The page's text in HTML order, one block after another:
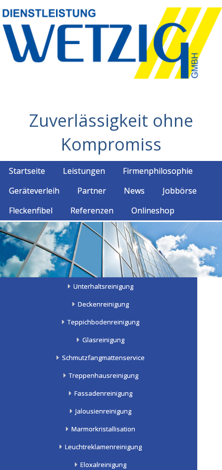
Zuverlässigkeit ohne
Kompromiss
Startseite Leistungen
Firmenphilosophie
Geräteverleih
Partner News
Jobbörse
Fleckenfibel
Referenzen Onlineshop
Unterhaltsreinigung
Deckenreinigung
Teppichbodenreinigung
Glasreinigung
Schmutzfangmattenservice
Treppenhausreinigung
Fassadenreinigung
Jalousienreinigung
Marmorkristallisation
Leuchtreklamenreinigung
Eloxalreinigung